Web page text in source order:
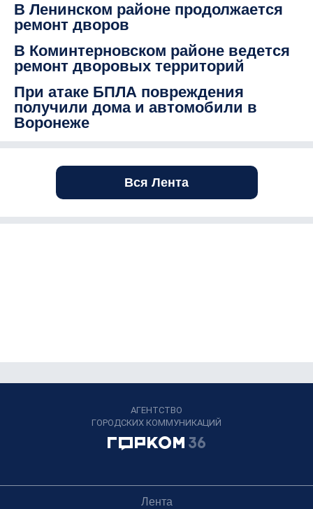
В Ленинском районе продолжается
ремонт дворов
В Коминтерновском районе ведется
ремонт дворовых территорий
При атаке БПЛА повреждения
получили дома и автомобили в
Воронеже
Вся Лента
АГЕНТСТВО
ГОРОДСКИХ КОММУНИКАЦИЙ
Лента